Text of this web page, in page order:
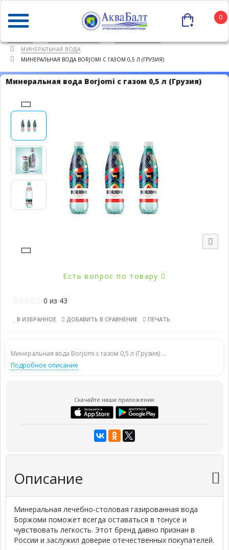
0
МИНЕРАЛЬНАЯ ВОДА
МИНЕРАЛЬНАЯ ВОДА BORJOMI С ГАЗОМ 0,5 Л (ГРУЗИЯ)
Минеральная вода Borjomi с газом 0,5 л (Грузия)
Есть вопрос по товару
0 из 43
В ИЗБРАННОЕ ДОБАВИТЬ В СРАВНЕНИЕ ПЕЧАТЬ
Минеральная вода Borjomi с газом 0,5 л (Грузия) ...
Подробное описание
Скачайте наши приложения:
Описание
Минеральная лечебно-столовая газированная вода
Боржоми поможет всегда оставаться в тонусе и
чувствовать легкость. Этот бренд давно признан в
России и заслужил доверие отечественных покупателей.